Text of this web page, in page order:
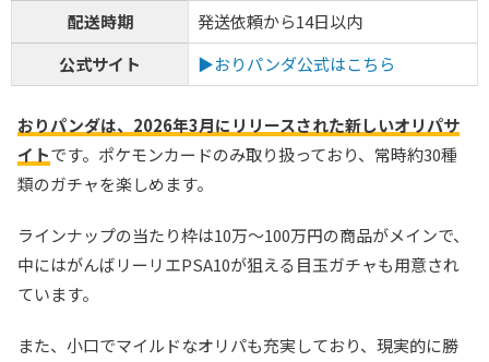
配送時期
発送依頼から14日以内
公式サイト
▶おりパンダ公式はこちら
おりパンダは、2026年3月にリリースされた新しいオリパサ
イトです。ポケモンカードのみ取り扱っており、常時約30種
類のガチャを楽しめます。
ラインナップの当たり枠は10万〜100万円の商品がメインで、
中にはがんばリーリエPSA10が狙える目玉ガチャも用意され
ています。
また、小口でマイルドなオリパも充実しており、現実的に勝